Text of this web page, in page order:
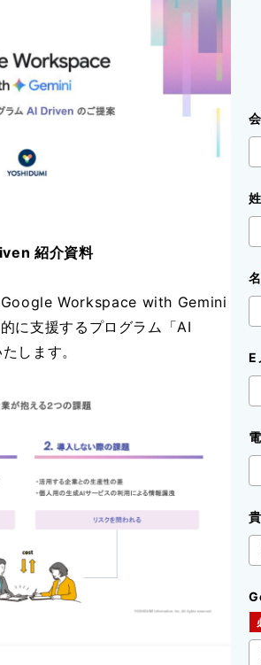
紹介資料
Google Workspace with Gemini
に支援するプログラム「AI
します。
姓
名
E